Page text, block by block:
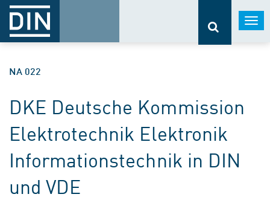
NA 022
DKE Deutsche Kommission
Elektrotechnik Elektronik
Informationstechnik in DIN
und VDE